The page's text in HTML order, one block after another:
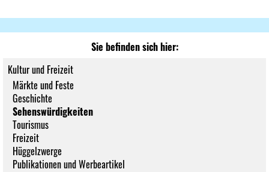
Sie befinden sich hier:
Kultur und Freizeit
Märkte und Feste
Geschichte
Sehenswürdigkeiten
Tourismus
Freizeit
Hüggelzwerge
Publikationen und Werbeartikel